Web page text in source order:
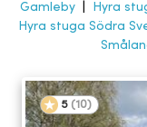
Gamleby
Hyra
Hyra stuga Södra
5 (10)